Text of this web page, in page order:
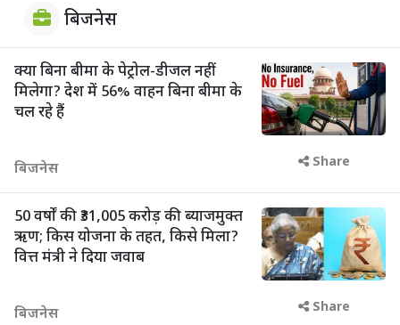
बिजनेस
क्या बिना बीमा के पेट्रोल-डीजल नहीं
मिलेगा? देश में 56% वाहन बिना बीमा के
चल रहे हैं
बिजनेस Share
50 वर्षों की ₹31,005 करोड़ की ब्याजमुक्त
ऋण; किस योजना के तहत, किसे मिला?
वित्त मंत्री ने दिया जवाब
बिजनेस Share